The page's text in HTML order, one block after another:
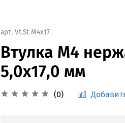
арт. Vt.St M4x17
Втулка М4
5,0x17,0 мм
(0)